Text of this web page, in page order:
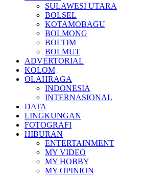
SULAWESI UTARA
BOLSEL
KOTAMOBAGU
BOLMONG
BOLTIM
BOLMUT
ADVERTORIAL
KOLOM
OLAHRAGA
INDONESIA
INTERNASIONAL
DATA
LINGKUNGAN
FOTOGRAFI
HIBURAN
ENTERTAINMENT
MY VIDEO
MY HOBBY
MY OPINION